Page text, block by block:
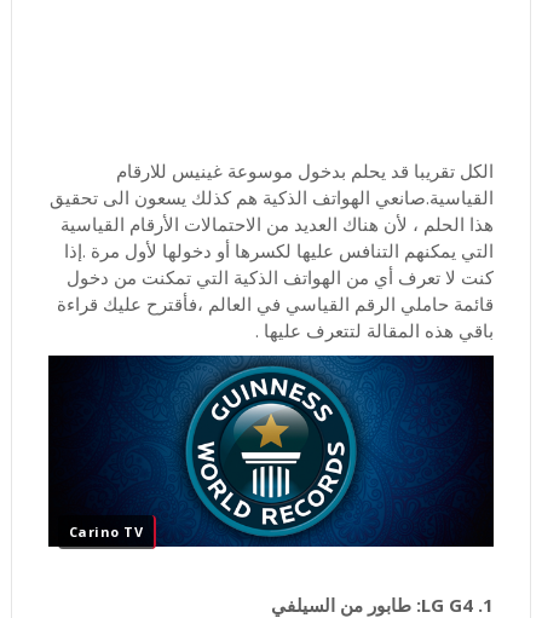
الكل تقريبا قد يحلم بدخول موسوعة غينيس للارقام
القياسية.صانعي الهواتف الذكية هم كذلك يسعون الى تحقيق
هذا الحلم ، لأن هناك العديد من الاحتمالات الأرقام القياسية
التي يمكنهم التنافس عليها لكسرها أو دخولها لأول مرة .إذا
كنت لا تعرف أي من الهواتف الذكية التي تمكنت من دخول
قائمة حاملي الرقم القياسي في العالم ،فأقترح عليك قراءة
باقي هذه المقالة لتتعرف عليها .
Carino TV
1. LG G4: طابور من السيلفي